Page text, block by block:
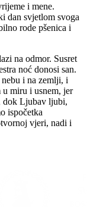
i mene.
dan svjetlom svoga
rode pšenica i
na odmor. Susret
noć donosi san.
i na zemlji, i
miru i usnem, jer
dok Ljubav ljubi,
ispočetka
vjeri, nadi i